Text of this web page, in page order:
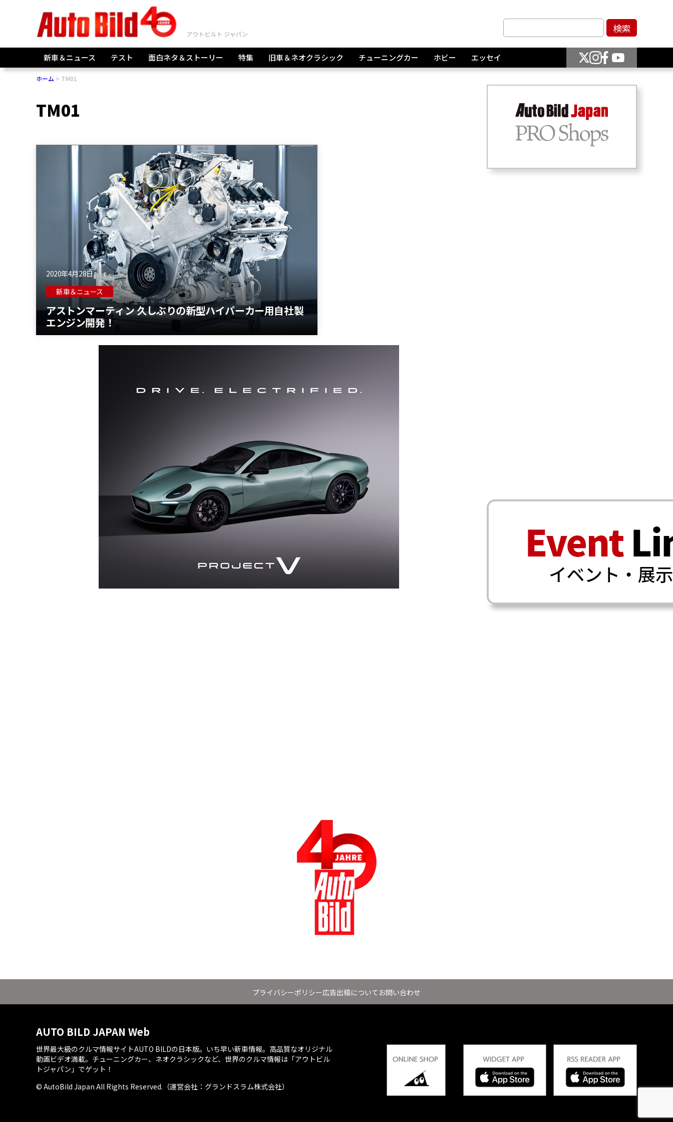
新車＆ニュース テスト 面白ネタ＆ストーリー 特集 旧車＆ネオクラシック チューニングカー ホビー エッセイ
ホーム TM01
TM01
2020年4月28日
新車＆ニュース
アストンマーティン 久しぶりの新型ハイパーカー用自社製
エンジン開発！
プライバシーポリシー広告出稿について お問い合わせ
AUTO BILD JAPAN Web
世界最大級のクルマ情報サイトAUTO BILDの日本版。いち早い新車情報。高品質なオリジナル
動画ビデオ満載。チューニングカー、ネオクラシックなど、世界のクルマ情報は「アウトビル
トジャパン」でゲット！
© AutoBild Japan All Rights Reserved.（運営会社：グランドスラム株式会社）